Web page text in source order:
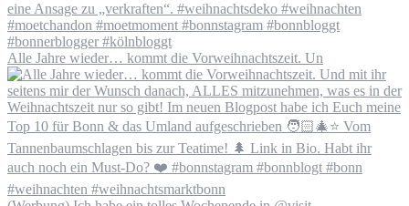
Alle Jahre wieder… kommt die Vorweihnachtszeit. Un